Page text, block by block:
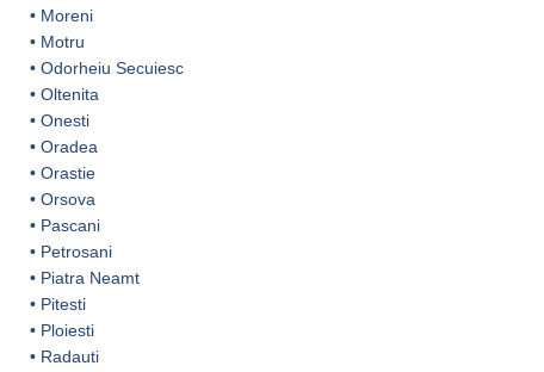
• Moreni
• Motru
• Odorheiu Secuiesc
• Oltenita
• Onesti
• Oradea
• Orastie
• Orsova
• Pascani
• Petrosani
• Piatra Neamt
• Pitesti
• Ploiesti
• Radauti